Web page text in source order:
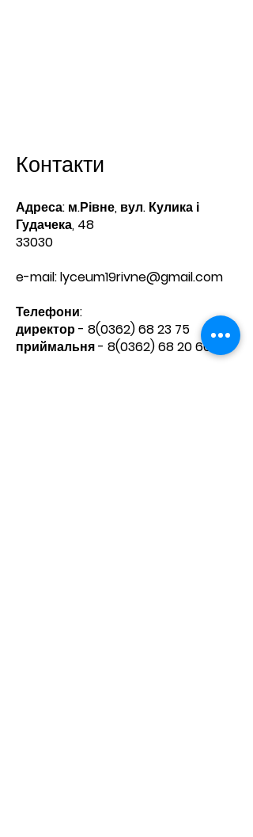
Контакти
Адреса: м.Рівне, вул. Кулика і
Гудачека, 48
33030
e-mail:lyceum19rivne@gmail.com
Телефони:​
директор - 8(0362) 68 23 75
приймальня - 8(0362) 68 20 60